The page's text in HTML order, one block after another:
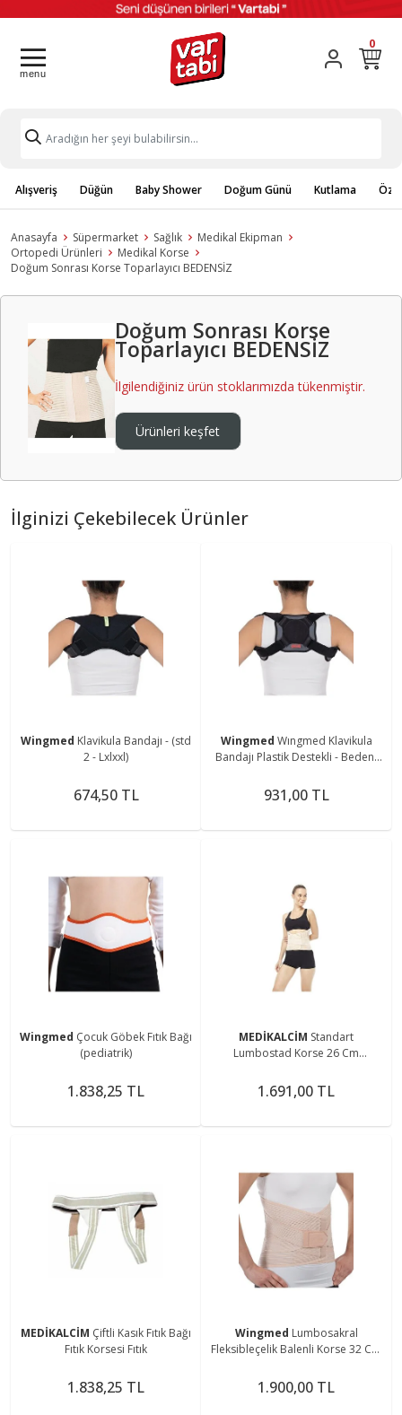
0
Alışveriş Düğün Baby Shower Doğum Günü Kutlama
Anasayfa Süpermarket Sağlık
Medikal Ekipman
Ortopedi Ürünleri
Medikal Korse
Doğum Sonrası Korse Toparlayıcı BEDENSİZ
Doğum Sonrası Korse
Toparlayıcı BEDENSİZ
İlgilendiğiniz ürün stoklarımızda tükenmiştir.
Ürünleri keşfet
İlginizi Çekebilecek Ürünler
Wingmed Klavikula Bandajı - (std
2 - Lxlxxl)
674,50 TL
Wingmed Wıngmed Klavikula
Bandajı Plastik Destekli - Beden:
931,00 TL
Wingmed Çocuk Göbek Fıtık Bağı
(pediatrik)
1.838,25 TL
MEDİKALCİM Standart
Lumbostad Korse 26 Cm
1.691,00 TL
MEDİKALCİM Çiftli Kasık Fıtık Bağı
Fıtık Korsesi Fıtık
1.838,25 TL
Wingmed Lumbosakral
Fleksibleçelik Balenli Korse 32 Cm
1.900,00 TL